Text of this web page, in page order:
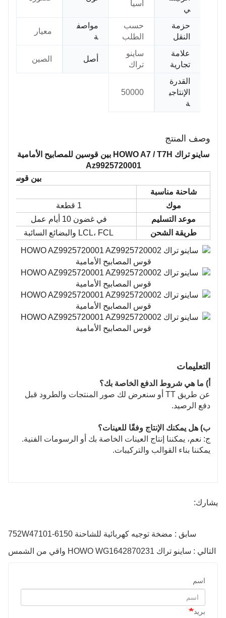
ي
آسيا
حزمة
النقل
حسب
الطلب
مواصف
ة
معيار
علامة
تجارية
ساينو
تراك
أصل الصين
القدرة
الإنتاجي
ة
50000
وصف المنتج
ساينو تراك HOWO A7 / T7H بين قوسين للمصابيح الأمامية
Az9925720001
بين قوسين
شاحنة مناسبة
موك
1 قطعة
موعد التسليم
في غضون 10 أيام عمل
طريقة الشحن
LCL، FCL والبضائع السائبة
التعليمات
أ) ما هي شروط الدفع الخاصة بك؟
عن طريق TT أو سنعرض لك صور المنتجات والطرود قبل
دفع الرصيد.
ب) هل يمكنك الإنتاج وفقًا للعينات؟
ج: نعم، يمكننا إنتاج العينات الخاصة بك أو الرسومات الفنية.
يمكننا بناء القوالب والتركيبات.
يشارك:
سابق : مضخة توجيه كهربائية للشاحنة 752W47101-6150
التالي : ساينو تراك HOWO WG1642870231 واقي من الشمس
اسم
بريد